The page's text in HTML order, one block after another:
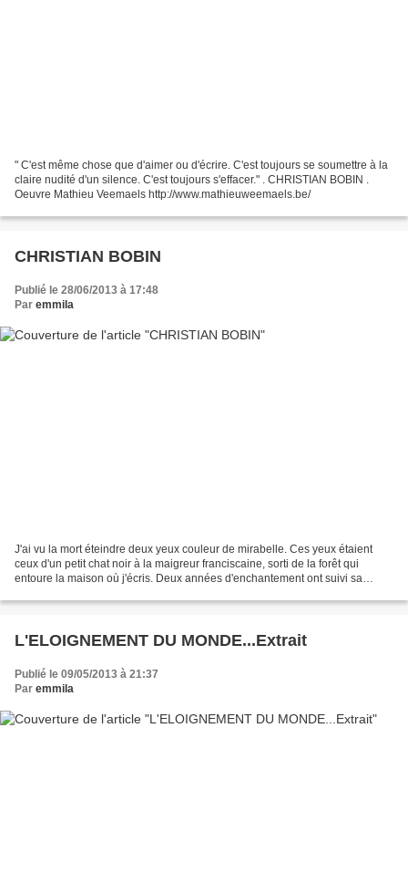
" C'est même chose que d'aimer ou d'écrire. C'est toujours se soumettre à la
claire nudité d'un silence. C'est toujours s'effacer." . CHRISTIAN BOBIN .
Oeuvre Mathieu Veemaels http://www.mathieuweemaels.be/
CHRISTIAN BOBIN
Publié le 28/06/2013 à 17:48
Par emmila
J'ai vu la mort éteindre deux yeux couleur de mirabelle. Ces yeux étaient
ceux d'un petit chat noir à la maigreur franciscaine, sorti de la forêt qui
entoure la maison où j'écris. Deux années d'enchantement ont suivi sa
L'ELOIGNEMENT DU MONDE...Extrait
Publié le 09/05/2013 à 21:37
Par emmila